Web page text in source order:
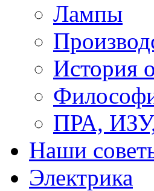
Лампы
История
ПРА,
Наши
Электрика